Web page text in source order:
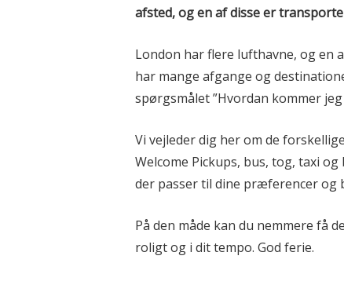
afsted, og en af disse er
London har flere lufthavne, og en
har mange afgange og
spørgsmålet ”Hvordan kommer
Vi vejleder dig her om de
Welcome Pickups, bus, tog, taxi
der passer til dine præferencer og
På den måde kan du nemmere få
roligt og i dit tempo. God ferie.